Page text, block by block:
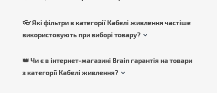
👓 Які фільтри в категорії Кабелі живлення частіше
використовують при виборі товару?
👑 Чи є в інтернет-магазині Brain гарантія на товари
з категорії Кабелі живлення?